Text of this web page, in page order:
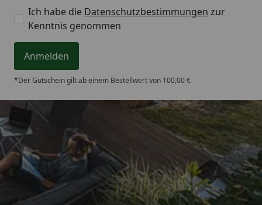
Ich habe die Datenschutzbestimmungen zur
Kenntnis genommen
Anmelden
*Der Gutschein gilt ab einem Bestellwert von 100,00 €
Trusted Shops
4,65/ 5